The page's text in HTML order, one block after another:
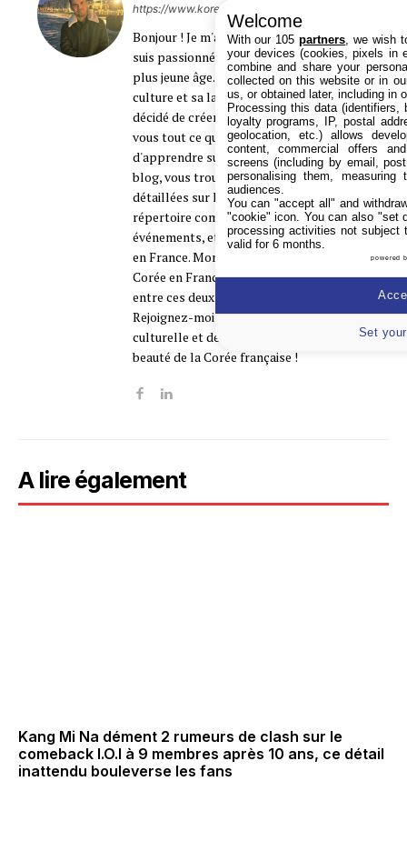
https://www.koreanzone.fr
Bonjour ! Je m'appelle Nicolas Derit et je
suis passionné par la Corée depuis mon
plus jeune âge. Fasciné par sa riche
culture et sa langue envoûtante, j'ai
décidé de créer ce site pour partager avec
vous tout ce que je sais et continue
d'apprendre sur ce pays fascinant. Sur ce
blog, vous trouverez des informations
détaillées sur la Corée, mais aussi un
répertoire complet des boutiques,
événements, et associations coréennes
en France. Mon objectif ? Faire briller la
Corée en France et construire un pont
entre ces deux cultures que j'aime tant.
Rejoignez-moi dans cette aventure
culturelle et découvrons ensemble la
beauté de la Corée française !
A lire également
Kang Mi Na dément 2 rumeurs de clash sur le
comeback I.O.I à 9 membres après 10 ans, ce détail
inattendu bouleverse les fans
Welcome
With our 105partners, we wish
your devices (cookies, pixels in
combine and share your
collected on this website or in
us, or obtained later, including in
Processing this data (identifiers,
loyalty programs, IP, postal
geolocation, etc.) allows
content, commercial offers
screens (including by email,
personalising them, measuring
audiences.
You can "accept all" and
"cookie" icon. You can also "set
processing activities not subject
valid for 6 months.
powered
Set